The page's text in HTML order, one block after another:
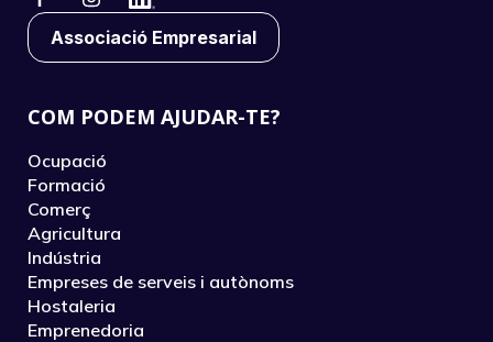
Associació Empresarial
COM PODEM AJUDAR-TE?
Ocupació
Formació
Comerç
Agricultura
Indústria
Empreses de serveis i autònoms
Hostaleria
Emprenedoria